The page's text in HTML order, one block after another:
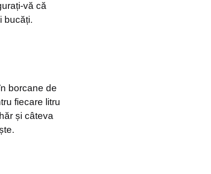
vă că
bucăți.
borcane de
fiecare litru
și câteva